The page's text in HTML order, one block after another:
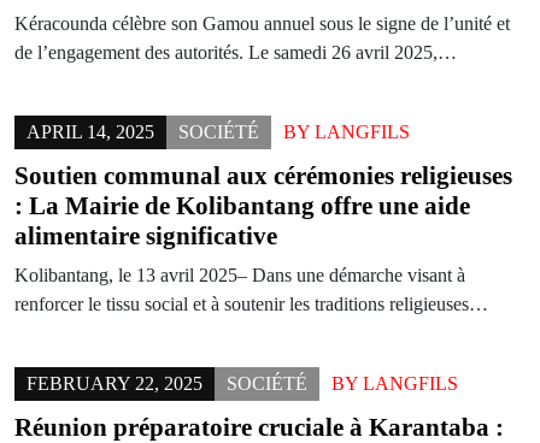
Kéracounda célèbre son Gamou annuel sous le signe de l’unité et
de l’engagement des autorités. Le samedi 26 avril 2025,…
APRIL 14, 2025 SOCIÉTÉ BY LANGFILS
Soutien communal aux cérémonies religieuses
: La Mairie de Kolibantang offre une aide
alimentaire significative
Kolibantang, le 13 avril 2025– Dans une démarche visant à
renforcer le tissu social et à soutenir les traditions religieuses…
FEBRUARY 22, 2025 SOCIÉTÉ BY LANGFILS
Réunion préparatoire cruciale à Karantaba :